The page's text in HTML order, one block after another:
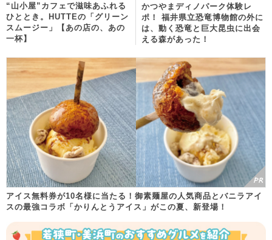
“山小屋”カフェで滋味あふれる
ひととき。HUTTEの「グリーン
スムージー」【あの店の、あの
一杯】
かつやまディノパーク体験レ
ポ！ 福井県立恐竜博物館の外に
は、動く恐竜と巨大昆虫に出会
える森があった！
アイス無料券が10名様に当たる！御素麺屋の人気商品とバニラアイ
スの最強コラボ「かりんとうアイス」がこの夏、新登場！